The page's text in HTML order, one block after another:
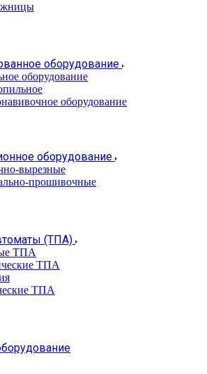
оборудование
оборудование
оборудование
оборудование
вырезные
прошивочные
(ТПА)
ТПА
ТПА
ТПА